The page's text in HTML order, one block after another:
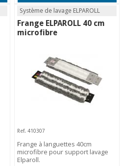
Système de lavage ELPAROLL
Frange ELPAROLL 40 cm
microfibre
Ref. 410307
Frange à languettes 40cm
microfibre pour support lavage
Elparoll.